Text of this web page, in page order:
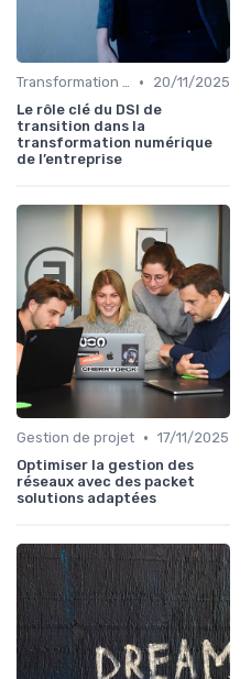
Transformation digitale •
20/11/2025
Le rôle clé du DSI de
transition dans la
transformation numérique
de l’entreprise
Gestion de projet • 17/11/2025
Optimiser la gestion des
réseaux avec des packet
solutions adaptées